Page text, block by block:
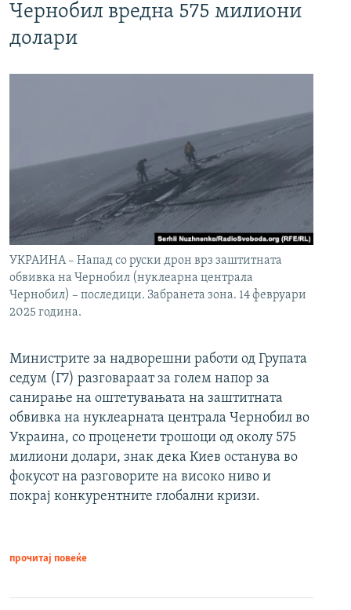
Чернобил вредна 575 милиони
долари
УКРАИНА – Напад со руски дрон врз заштитната
обвивка на Чернобил (нуклеарна централа
Чернобил) – последици. Забранета зона. 14 февруари
2025 година.
Министрите за надворешни работи од Групата
седум (Г7) разговараат за голем напор за
санирање на оштетувањата на заштитната
обвивка на нуклеарната централа Чернобил во
Украина, со проценети трошоци од околу 575
милиони долари, знак дека Киев останува во
фокусот на разговорите на високо ниво и
покрај конкурентните глобални кризи.
прочитај повеќе